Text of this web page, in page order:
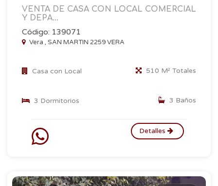
VENTA DE CASA CON LOCAL COMERCIAL
Y DEPA...
Código: 139071
Vera , SAN MARTIN 2259 VERA
Casa con Local 510 M² Totales
3 Dormitorios 3 Baños
Detalles